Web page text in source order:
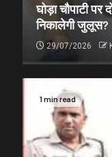
घोड़ा चौपाटी पर
निकालेगी जुलूस?
29/07/2026
1 min read